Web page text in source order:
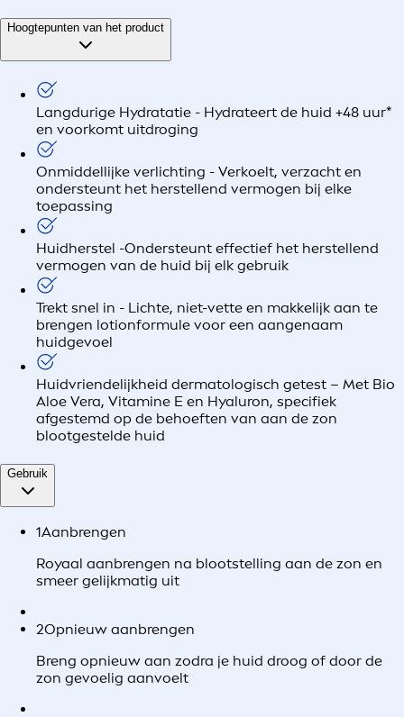
Hoogtepunten van het product
Langdurige Hydratatie - Hydrateert de huid +48 uur*
en voorkomt uitdroging
Onmiddellijke verlichting - Verkoelt, verzacht en
ondersteunt het herstellend vermogen bij elke
toepassing
Huidherstel -Ondersteunt effectief het herstellend
vermogen van de huid bij elk gebruik
Trekt snel in - Lichte, niet-vette en makkelijk aan te
brengen lotionformule voor een aangenaam
huidgevoel
Huidvriendelijkheid dermatologisch getest – Met Bio
Aloe Vera, Vitamine E en Hyaluron, specifiek
afgestemd op de behoeften van aan de zon
blootgestelde huid
Gebruik
1Aanbrengen
Royaal aanbrengen na blootstelling aan de zon en
smeer gelijkmatig uit
2Opnieuw aanbrengen
Breng opnieuw aan zodra je huid droog of door de
zon gevoelig aanvoelt